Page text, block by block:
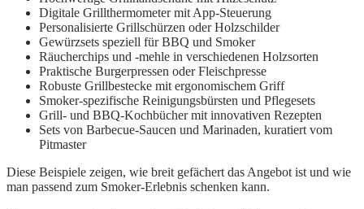
Digitale Grillthermometer mit App-Steuerung
Personalisierte Grillschürzen oder Holzschilder
Gewürzsets speziell für BBQ und Smoker
Räucherchips und -mehle in verschiedenen Holzsorten
Praktische Burgerpressen oder Fleischpresse
Robuste Grillbestecke mit ergonomischem Griff
Smoker-spezifische Reinigungsbürsten und Pflegesets
Grill- und BBQ-Kochbücher mit innovativen Rezepten
Sets von Barbecue-Saucen und Marinaden, kuratiert vom
Pitmaster
Diese Beispiele zeigen, wie breit gefächert das Angebot ist und wie
man passend zum Smoker-Erlebnis schenken kann.